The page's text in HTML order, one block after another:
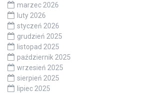
marzec 2026
luty 2026
styczeń 2026
grudzień 2025
listopad 2025
październik 2025
wrzesień 2025
sierpień 2025
lipiec 2025